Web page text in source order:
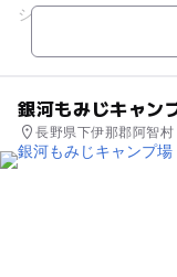
シーズンからスノー
銀河もみじキャン
長野県下伊那郡阿智